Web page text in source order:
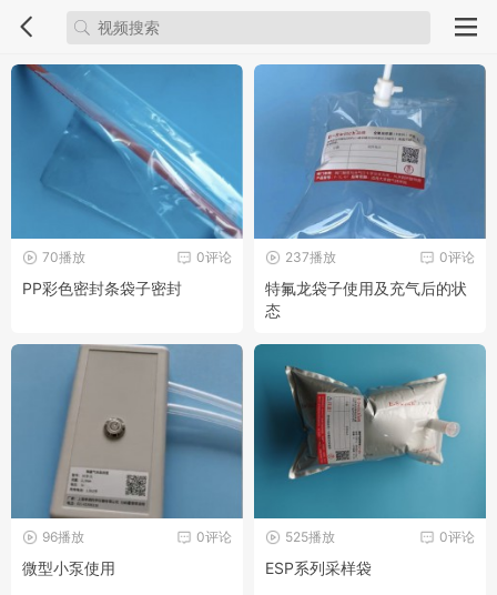
0评论
70播放
PP彩色密封条袋子密封
0评论
237播放
特氟龙袋子使用及充气后的状
态
0评论
96播放
微型小泵使用
0评论
525播放
ESP系列采样袋